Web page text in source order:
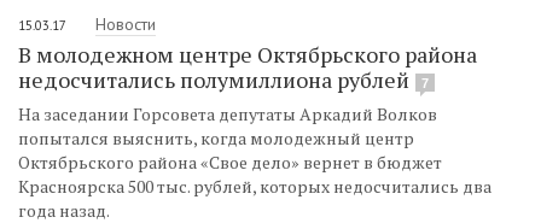
15.03.17 Новости
В молодежном центре Октябрьского района
недосчитались полумиллиона рублей
7
На заседании Горсовета депутаты Аркадий Волков
попытался выяснить, когда молодежный центр
Октябрьского района «Свое дело» вернет в бюджет
Красноярска 500 тыс. рублей, которых недосчитались два
года назад.